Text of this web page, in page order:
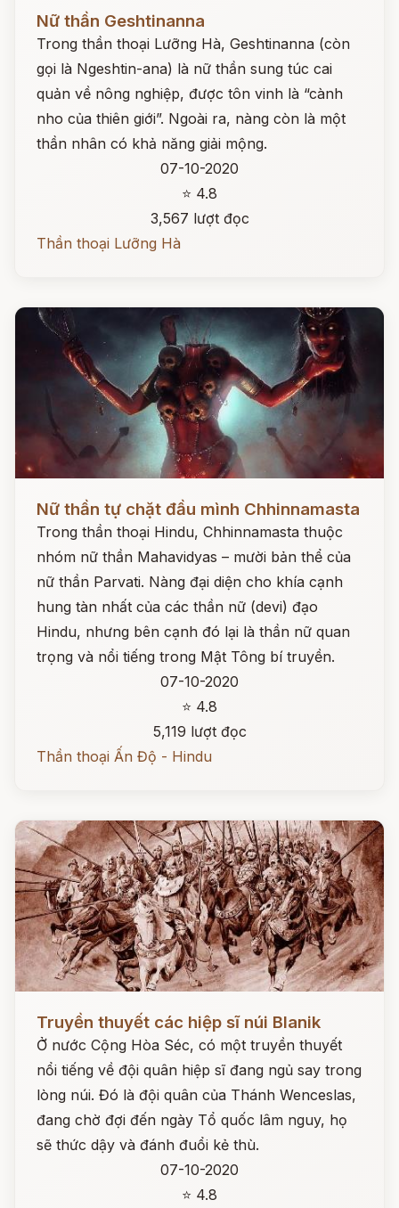
Nữ thần Geshtinanna
Trong thần thoại Lưỡng Hà, Geshtinanna (còn
gọi là Ngeshtin-ana) là nữ thần sung túc cai
quản về nông nghiệp, được tôn vinh là “cành
nho của thiên giới”. Ngoài ra, nàng còn là một
thần nhân có khả năng giải mộng.
07-10-2020
⭐ 4.8
3,567 lượt đọc
Thần thoại Lưỡng Hà
Nữ thần tự chặt đầu mình Chhinnamasta
Trong thần thoại Hindu, Chhinnamasta thuộc
nhóm nữ thần Mahavidyas – mười bản thể của
nữ thần Parvati. Nàng đại diện cho khía cạnh
hung tàn nhất của các thần nữ (devi) đạo
Hindu, nhưng bên cạnh đó lại là thần nữ quan
trọng và nổi tiếng trong Mật Tông bí truyền.
07-10-2020
⭐ 4.8
5,119 lượt đọc
Thần thoại Ấn Độ - Hindu
Đọc ngay
Truyền thuyết các hiệp sĩ núi Blanik
Ở nước Cộng Hòa Séc, có một truyền thuyết
nổi tiếng về đội quân hiệp sĩ đang ngủ say trong
lòng núi. Đó là đội quân của Thánh Wenceslas,
đang chờ đợi đến ngày Tổ quốc lâm nguy, họ
sẽ thức dậy và đánh đuổi kẻ thù.
07-10-2020
⭐ 4.8